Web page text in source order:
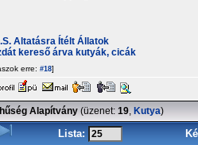
Altatásra Ítélt Állatok
kereső árva kutyák, cicák
erre: #18]
Alapítvány (üzenet: 19, Kutya)
Lista: